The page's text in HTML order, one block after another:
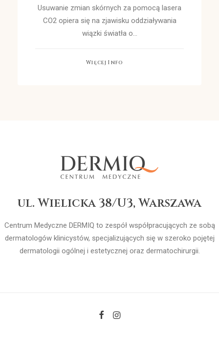
Usuwanie zmian skórnych za pomocą lasera
CO2 opiera się na zjawisku oddziaływania
wiązki światła o…
Więcej Info
ul. Wielicka 38/U3, Warszawa
Centrum Medyczne DERMIQ to zespół współpracujących ze sobą
dermatologów klinicystów, specjalizujących się w szeroko pojętej
dermatologii ogólnej i estetycznej oraz dermatochirurgii.